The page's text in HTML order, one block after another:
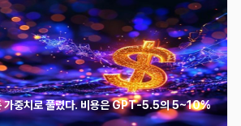
중치로 풀렸다. 비용은 GPT-5.5의 5~10%